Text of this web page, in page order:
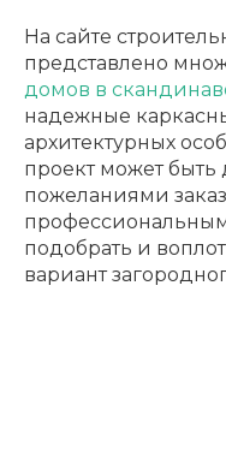
На сайте
представлено
домов в
надежные
архитектурных
проект может быть
пожеланиями
подобрать и
вариант